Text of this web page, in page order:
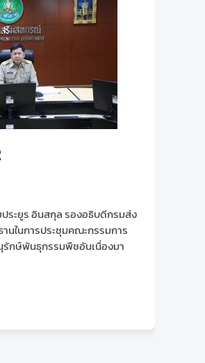
ระยูร อินสกุล รองอธิบดีกรมส่ง
นในการประชุมคณะกรรมการ
รักษ์พันธุกรรมพืชอันเนื่องมา